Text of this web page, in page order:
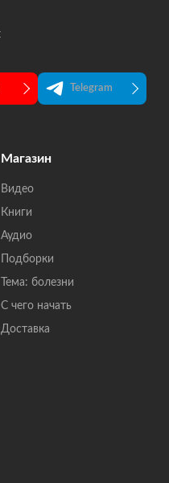
Telegram
Магазин
Видео
Книги
Аудио
Подборки
Тема: болезни
С чего начать
Доставка